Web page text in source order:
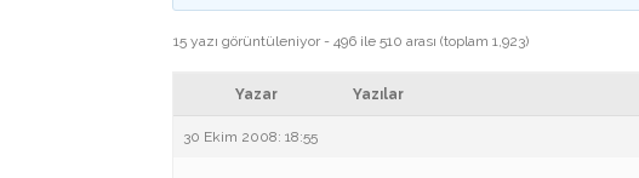
15 yazı görüntüleniyor - 496 ile 510 arası (toplam 1,923)
Yazar Yazılar
30 Ekim 2008: 18:55